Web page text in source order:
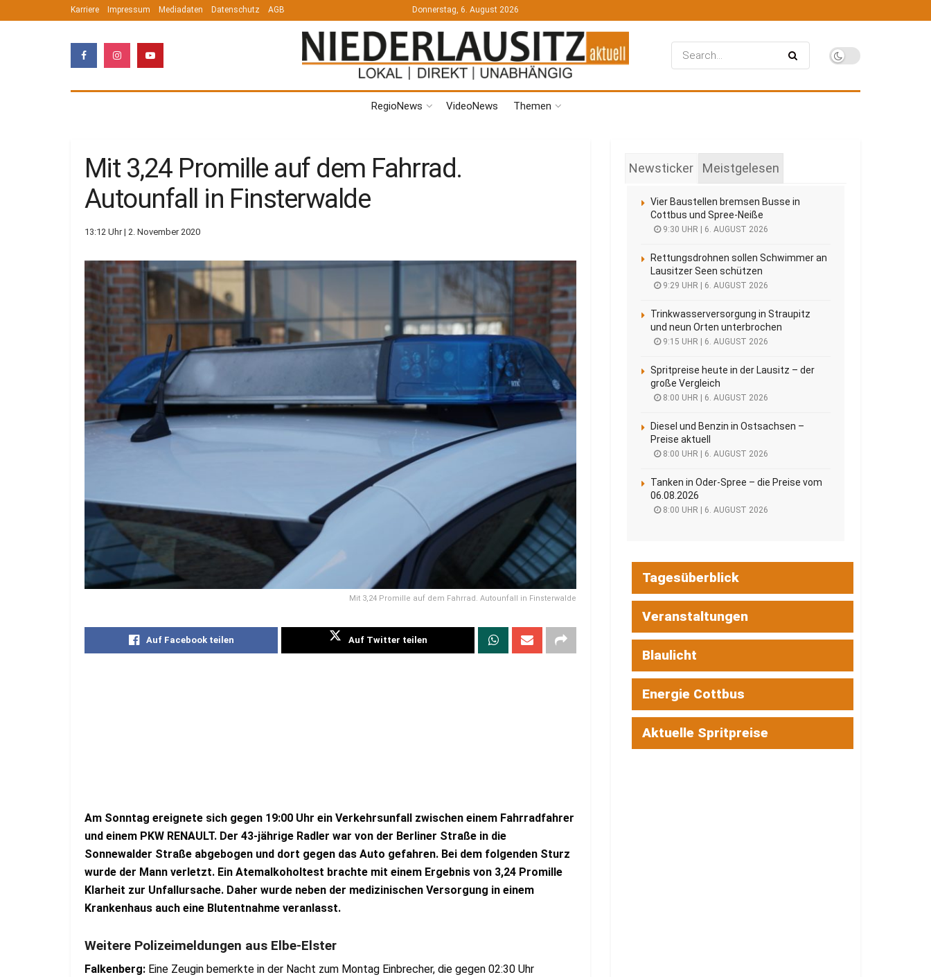
Karriere Impressum Mediadaten Datenschutz AGB Donnerstag, 6. August 2026
RegioNews VideoNews Themen
Mit 3,24 Promille auf dem Fahrrad.
Autounfall in Finsterwalde
13:12 Uhr | 2. November 2020
Mit 3,24 Promille auf dem Fahrrad. Autounfall in Finsterwalde
Auf Facebook teilen Auf Twitter teilen
Am Sonntag ereignete sich gegen 19:00 Uhr ein Verkehrsunfall zwischen einem Fahrradfahrer
und einem PKW RENAULT. Der 43-jährige Radler war von der Berliner Straße in die
Sonnewalder Straße abgebogen und dort gegen das Auto gefahren. Bei dem folgenden Sturz
wurde der Mann verletzt. Ein Atemalkoholtest brachte mit einem Ergebnis von 3,24 Promille
Klarheit zur Unfallursache. Daher wurde neben der medizinischen Versorgung in einem
Krankenhaus auch eine Blutentnahme veranlasst.
Weitere Polizeimeldungen aus Elbe-Elster
Falkenberg: Eine Zeugin bemerkte in der Nacht zum Montag Einbrecher, die gegen 02:30 Uhr
Newsticker Meistgelesen
Vier Baustellen bremsen Busse in
Cottbus und Spree-Neiße
9:30 UHR | 6. AUGUST 2026
Rettungsdrohnen sollen Schwimmer an
Lausitzer Seen schützen
9:29 UHR | 6. AUGUST 2026
Trinkwasserversorgung in Straupitz
und neun Orten unterbrochen
9:15 UHR | 6. AUGUST 2026
Spritpreise heute in der Lausitz – der
große Vergleich
8:00 UHR | 6. AUGUST 2026
Diesel und Benzin in Ostsachsen –
Preise aktuell
8:00 UHR | 6. AUGUST 2026
Tanken in Oder-Spree – die Preise vom
06.08.2026
8:00 UHR | 6. AUGUST 2026
Tagesüberblick
Veranstaltungen
Blaulicht
Energie Cottbus
Aktuelle Spritpreise